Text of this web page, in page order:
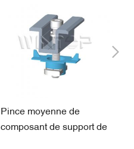
Pince moyenne de
composant de support de